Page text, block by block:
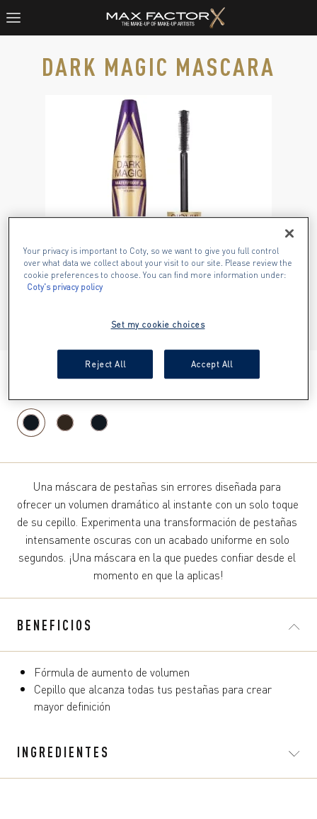
DARK MAGIC MASCARA
Max Factor Dark Magic Mascara en color negro
BLACK WATERPROOF
Una máscara de pestañas sin errores diseñada para
ofrecer un volumen dramático al instante con un solo toque
de su cepillo. Experimenta una transformación de pestañas
intensamente oscuras con un acabado uniforme en solo
segundos. ¡Una máscara en la que puedes confiar desde el
momento en que la aplicas!
BENEFICIOS
Fórmula de aumento de volumen
Cepillo que alcanza todas tus pestañas para crear
mayor definición
INGREDIENTES
Your privacy is important to Coty, so we want to give you full control
over what data we collect about your visit to our site. Please review the
cookie preferences to choose. You can find more information under:
Coty's privacy policy
Set my cookie choices
Reject All Accept All